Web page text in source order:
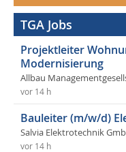
TGA Jobs
Projektleiter
Modernisierung
Allbau
vor 14 h
Bauleiter (m/w/d)
Salvia Elektrotechnik
vor 14 h